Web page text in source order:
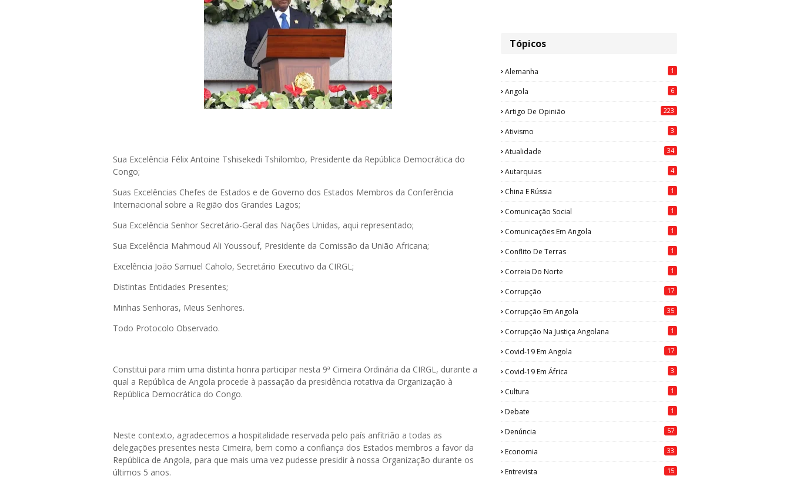
Sua Excelência Félix Antoine Tshisekedi Tshilombo, Presidente da República Democrática do
Congo;
Suas Excelências Chefes de Estados e de Governo dos Estados Membros da Conferência
Internacional sobre a Região dos Grandes Lagos;
Sua Excelência Senhor Secretário-Geral das Nações Unidas, aqui representado;
Sua Excelência Mahmoud Ali Youssouf, Presidente da Comissão da União Africana;
Excelência João Samuel Caholo, Secretário Executivo da CIRGL;
Distintas Entidades Presentes;
Minhas Senhoras, Meus Senhores.
Todo Protocolo Observado.
Constitui para mim uma distinta honra participar nesta 9ª Cimeira Ordinária da CIRGL, durante a
qual a República de Angola procede à passação da presidência rotativa da Organização à
República Democrática do Congo.
Neste contexto, agradecemos a hospitalidade reservada pelo país anfitrião a todas as
delegações presentes nesta Cimeira, bem como a confiança dos Estados membros a favor da
República de Angola, para que mais uma vez pudesse presidir à nossa Organização durante os
últimos 5 anos.
Tópicos
Alemanha 1
Angola 6
Artigo De Opinião 223
Ativismo 3
Atualidade 34
Autarquias 4
China E Rússia 1
Comunicação Social 1
Comunicações Em Angola 1
Conflito De Terras 1
Correia Do Norte 1
Corrupção 17
Corrupção Em Angola 35
Corrupção Na Justiça Angolana 1
Covid-19 Em Angola 17
Covid-19 Em África 3
Cultura 1
Debate 1
Denúncia 57
Economia 33
Entrevista 15